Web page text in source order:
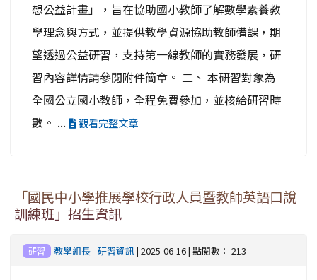
想公益計畫」，旨在協助國小教師了解數學素養教
學理念與方式，並提供教學資源協助教師備課，期
望透過公益研習，支持第一線教師的實務發展，研
習內容詳情請參閱附件簡章。 二、 本研習對象為
全國公立國小教師，全程免費參加，並核給研習時
數。 ...
觀看完整文章
「國民中小學推展學校行政人員暨教師英語口說
訓練班」招生資訊
研習 教學組長-研習資訊| 2025-06-16 | 點閱數： 213